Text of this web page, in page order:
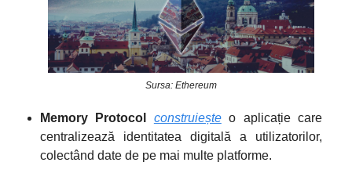
Sursa: Ethereum
Memory Protocol construieșteo aplicație care
centralizează identitatea digitală a utilizatorilor,
colectând date de pe mai multe platforme.